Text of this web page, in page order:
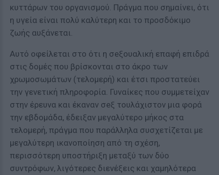
κυττάρων του οργανισμού. Πράγμα που σημαίνει, ότι
η υγεία είναι πολύ καλύτερη και το προσδόκιμο
ζωής αυξάνεται.
Αυτό οφείλεται στο ότι η σeξουαλική επαφή επιδρά
στις δομές που βρίσκονται στο άκρο των
χρωμοσωμάτων (τελομερή) και έτσι προστατεύει
την γενετική πληροφορία. Γυναίκες που συμμετείχαν
στην έρευνα και έκαναν σeξ τουλάχιστον μια φορά
την εβδομάδα, έδειξαν μεγαλύτερο μήκος στα
τελομερή, πράγμα που παράλληλα συσχετίζεται με
μεγαλύτερη ικανοποίηση από τη σχέση,
περισσότερη υποστήριξη μεταξύ των δύο
συντρόφων, λιγότερες διενέξεις και χαμηλότερα